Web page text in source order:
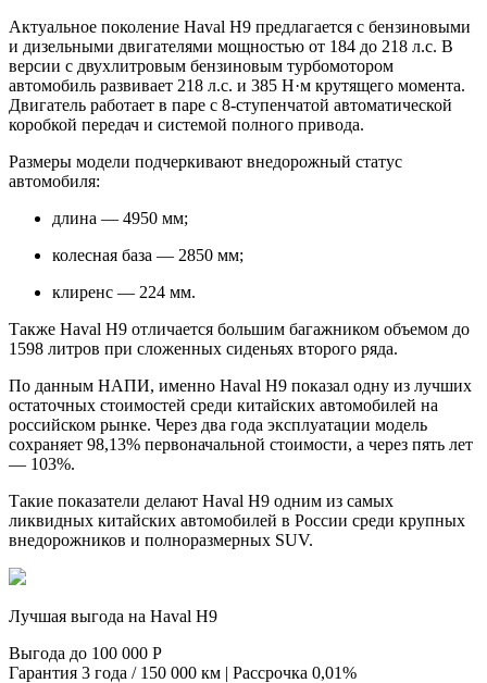
Актуальное поколение Haval H9 предлагается с бензиновыми
и дизельными двигателями мощностью от 184 до 218 л.с. В
версии с двухлитровым бензиновым турбомотором
автомобиль развивает 218 л.с. и 385 Н·м крутящего момента.
Двигатель работает в паре с 8-ступенчатой автоматической
коробкой передач и системой полного привода.
Размеры модели подчеркивают внедорожный статус
автомобиля:
длина — 4950 мм;
колесная база — 2850 мм;
клиренс — 224 мм.
Также Haval H9 отличается большим багажником объемом до
1598 литров при сложенных сиденьях второго ряда.
По данным НАПИ, именно Haval H9 показал одну из лучших
остаточных стоимостей среди китайских автомобилей на
российском рынке. Через два года эксплуатации модель
сохраняет 98,13% первоначальной стоимости, а через пять лет
— 103%.
Такие показатели делают Haval H9 одним из самых
ликвидных китайских автомобилей в России среди крупных
внедорожников и полноразмерных SUV.
Лучшая выгода на Haval H9
Выгода до 100 000 Р
Гарантия 3 года / 150 000 км | Рассрочка 0,01%